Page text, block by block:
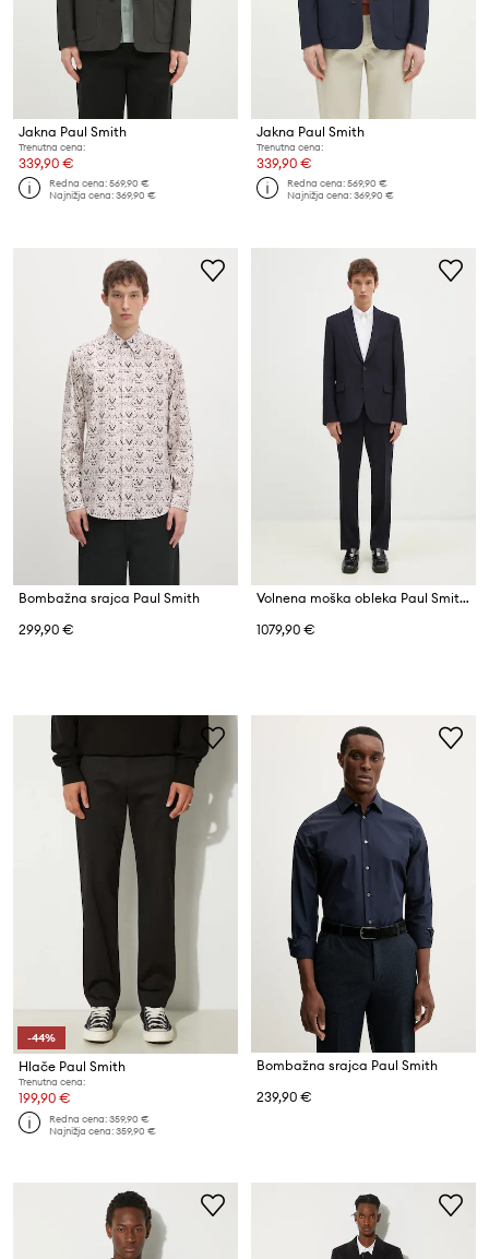
Jakna Paul Smith
Trenutna cena:
339,90 €
Redna cena:569,90 €
Najnižja cena:369,90 €
Jakna Paul Smith
Trenutna cena:
339,90 €
Redna cena:569,90 €
Najnižja cena:369,90 €
Bombažna srajca Paul Smith
299,90 €
Volnena moška obleka Paul Smith
1079,90 €
-44%
Hlače Paul Smith
Trenutna cena:
199,90 €
Redna cena:359,90 €
Najnižja cena:359,90 €
Bombažna srajca Paul Smith
239,90 €